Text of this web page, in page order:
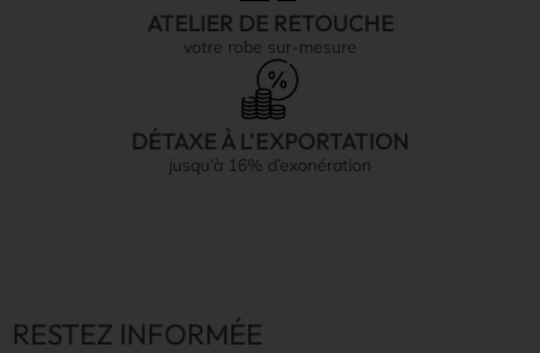
ATELIER DE RETOUCHE
votre robe sur-mesure
DÉTAXE À L'EXPORTATION
jusqu’à 16% d’exonération
RESTEZ INFORMÉE